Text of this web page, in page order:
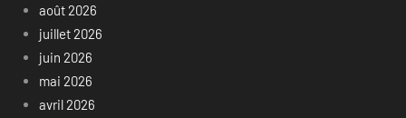
août 2026
juillet 2026
juin 2026
mai 2026
avril 2026